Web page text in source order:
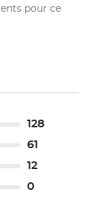
pour ce
128
61
12
0